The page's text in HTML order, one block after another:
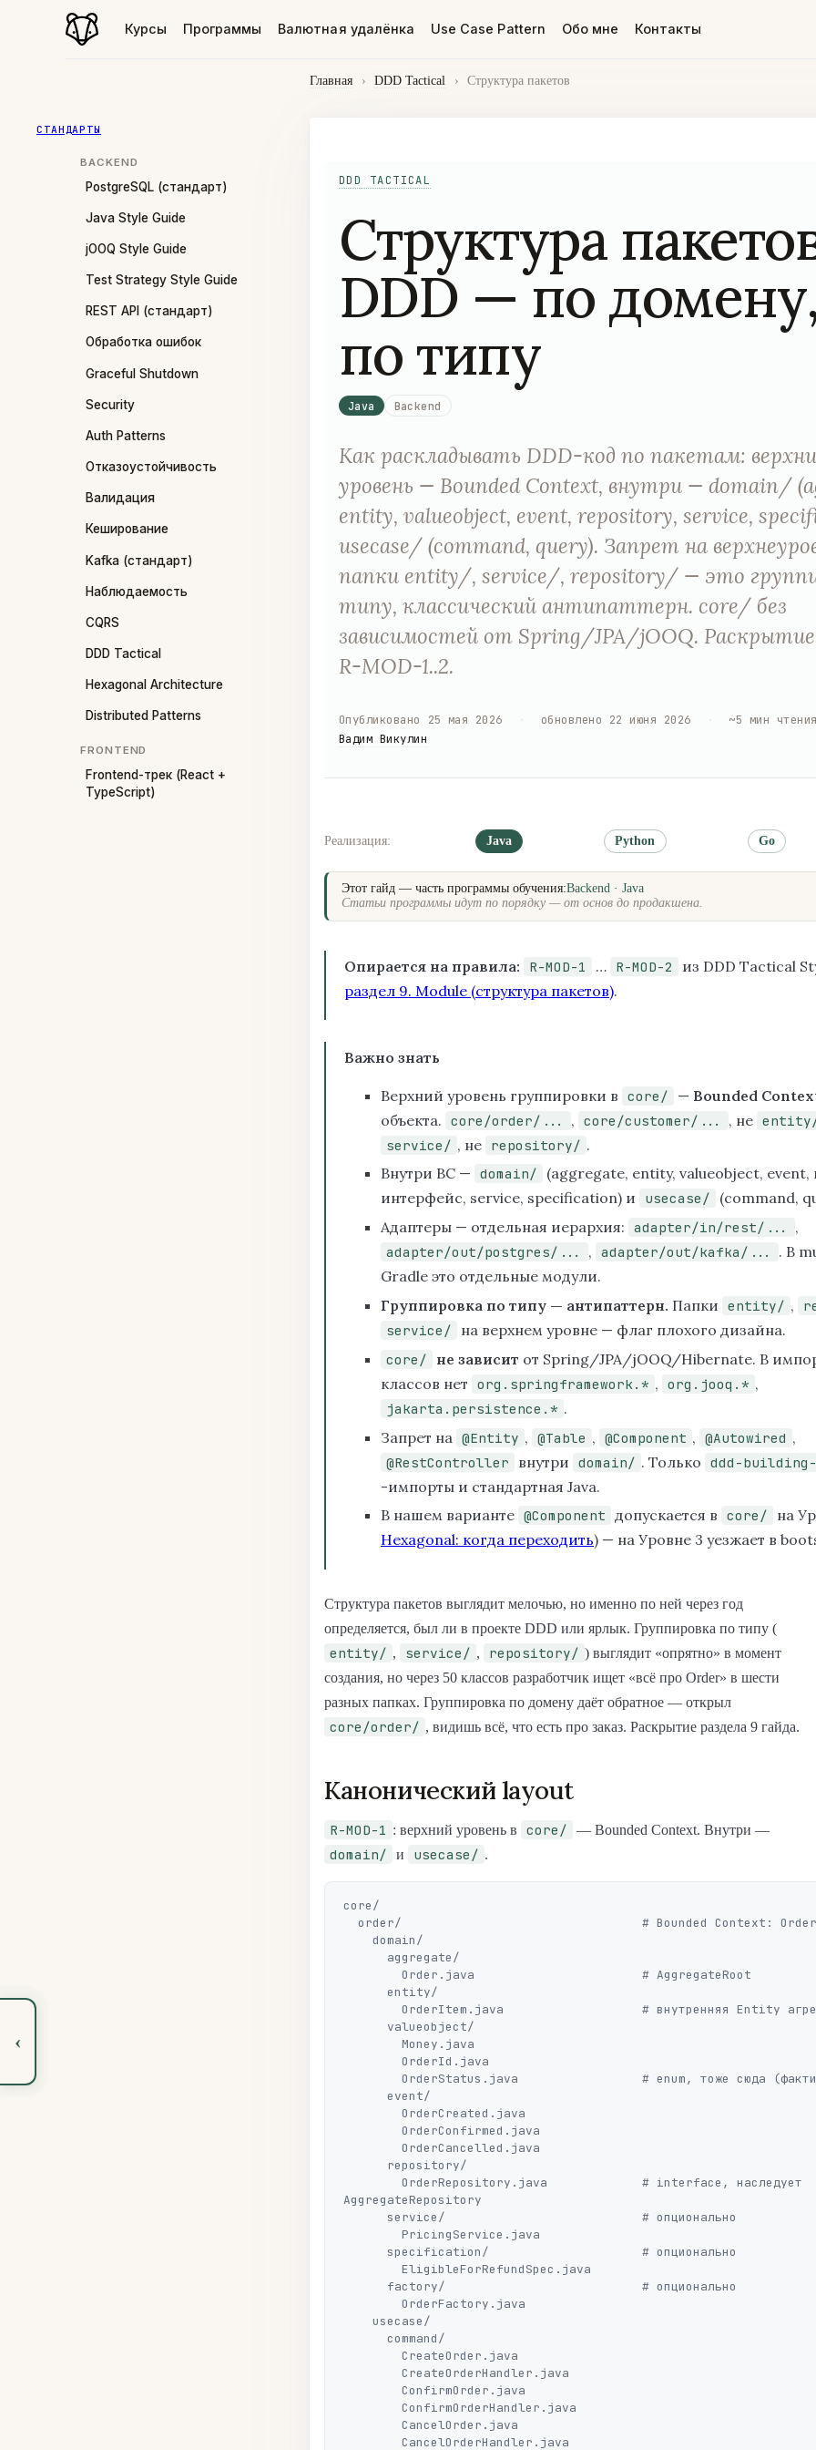
Курсы Программы Валютная удалёнка Use Case Pattern Обо мне Контакты
СТАНДАРТЫ
BACKEND
PostgreSQL (стандарт)
Java Style Guide
jOOQ Style Guide
Test Strategy Style Guide
REST API (стандарт)
Обработка ошибок
Graceful Shutdown
Security
Auth Patterns
Отказоустойчивость
Валидация
Кеширование
Kafka (стандарт)
Наблюдаемость
CQRS
DDD Tactical
Hexagonal Architecture
Distributed Patterns
FRONTEND
Frontend-трек (React +
TypeScript)
‹
Главная › DDD Tactical › Структура пакетов
DDD TACTICAL
Структура
DDD — по
по типу
Java Backend
Как раскладывать DDD-код по пакетам:
уровень — Bounded Context, внутри — domain/
entity, valueobject, event, repository, service,
usecase/ (command, query). Запрет на
папки entity/, service/, repository/ — это
типу, классический антипаттерн. core/ без
зависимостей от Spring/JPA/jOOQ.
R-MOD-1..2.
Опубликовано 25 мая 2026 обновлено 22 июня 2026 ~5 мин
Вадим Викулин
Реализация: Java Python Go
Этот гайд — часть программы обучения:Backend · Java
Статьи программы идут по порядку — от основ до продакшена.
Опирается на правила: R-MOD-1 … R-MOD-2
из DDD Tactical
раздел 9. Module (структура пакетов).
Важно знать
Верхний уровень группировки в core/ — Bounded
объекта. core/order/... , core/customer/... , не
service/ , не repository/ .
Внутри BC — domain/
(aggregate, entity, valueobject,
интерфейс, service, specification) и
usecase/
(command,
Адаптеры — отдельная иерархия: adapter/in/rest/... ,
adapter/out/postgres/... , adapter/out/kafka/...
. В
Gradle это отдельные модули.
Группировка по типу — антипаттерн. Папки entity/ ,
service/
на верхнем уровне — флаг плохого дизайна.
core/ не зависит от Spring/JPA/jOOQ/Hibernate. В
классов нет org.springframework.* , org.jooq.* ,
jakarta.persistence.* .
Запрет на @Entity , @Table , @Component , @Autowired ,
@RestController внутри domain/ . Только ddd-
-импорты и стандартная Java.
В нашем варианте @Component допускается в core/
на
Hexagonal: когда переходить) — на Уровне 3 уезжает в
Структура пакетов выглядит мелочью, но именно по ней через год
определяется, был ли в проекте DDD или ярлык. Группировка по типу (
entity/ , service/ , repository/ ) выглядит «опрятно» в момент
создания, но через 50 классов разработчик ищет «всё про Order» в шести
разных папках. Группировка по домену даёт обратное — открыл
core/order/ , видишь всё, что есть про заказ. Раскрытие раздела 9 гайда.
Канонический layout
R-MOD-1 : верхний уровень в core/ — Bounded Context. Внутри —
domain/ и usecase/ .
core/
AggregateRepository